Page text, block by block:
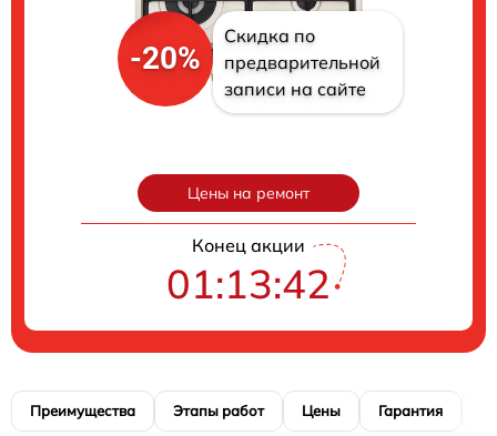
-20%
Скидка по
предварительной
записи на сайте
Цены на ремонт
Конец акции
01:13:41
Преимущества Этапы работ Цены Гарантия